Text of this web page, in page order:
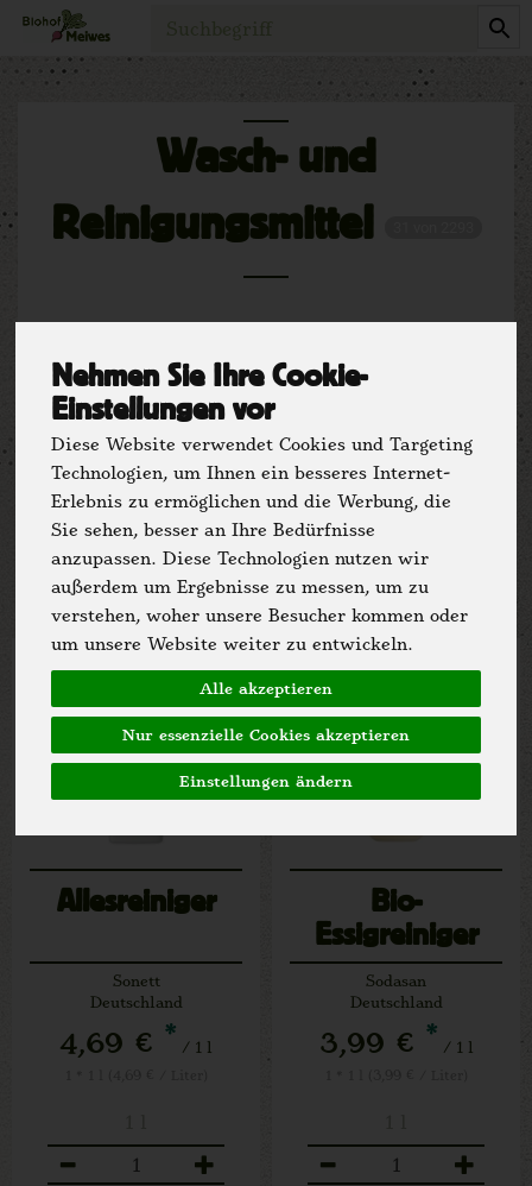
Nehmen Sie Ihre Cookie-
Einstellungen vor
Diese Website verwendet Cookies und Targeting
Technologien, um Ihnen ein besseres Internet-
Erlebnis zu ermöglichen und die Werbung, die
Sie sehen, besser an Ihre Bedürfnisse
anzupassen. Diese Technologien nutzen wir
außerdem um Ergebnisse zu messen, um zu
verstehen, woher unsere Besucher kommen oder
um unsere Website weiter zu entwickeln.
Alle akzeptieren
Nur essenzielle Cookies akzeptieren
Einstellungen ändern
Produkt
Wasch- und
Reinigungsmittel
Hersteller Ernährung
Allergene
Allesreiniger
Sonett
Deutschland
4,69 € * / 1 l
Bio-
Essigreiniger
Sodasan
Deutschland
3,99 € * / 1 l